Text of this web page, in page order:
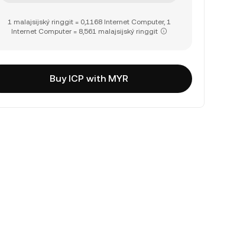
1 malajsijský ringgit = 0,1168 Internet Computer, 1
Internet Computer = 8,561 malajsijský ringgit
Buy ICP with MYR